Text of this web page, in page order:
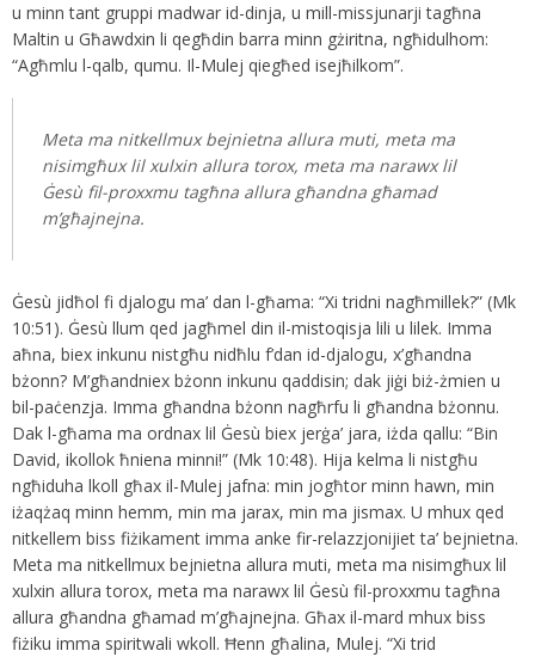
u minn tant gruppi madwar id-dinja, u mill-missjunarji tagħna
Maltin u Għawdxin li qegħdin barra minn gżiritna, ngħidulhom:
“Agħmlu l-qalb, qumu. Il-Mulej qiegħed isejħilkom”.
Meta ma nitkellmux bejnietna allura muti, meta ma
nisimgħux lil xulxin allura torox, meta ma narawx lil
Ġesù fil-proxxmu tagħna allura għandna għamad
m’għajnejna.
Ġesù jidħol fi djalogu ma’ dan l-għama: “Xi tridni nagħmillek?” (Mk
10:51). Ġesù llum qed jagħmel din il-mistoqisja lili u lilek. Imma
aħna, biex inkunu nistgħu nidħlu f’dan id-djalogu, x’għandna
bżonn? M’għandniex bżonn inkunu qaddisin; dak jiġi biż-żmien u
bil-paċenzja. Imma għandna bżonn nagħrfu li għandna bżonnu.
Dak l-għama ma ordnax lil Ġesù biex jerġa’ jara, iżda qallu: “Bin
David, ikollok ħniena minni!” (Mk 10:48). Hija kelma li nistgħu
ngħiduha lkoll għax il-Mulej jafna: min jogħtor minn hawn, min
iżaqżaq minn hemm, min ma jarax, min ma jismax. U mhux qed
nitkellem biss fiżikament imma anke fir-relazzjonijiet ta’ bejnietna.
Meta ma nitkellmux bejnietna allura muti, meta ma nisimgħux lil
xulxin allura torox, meta ma narawx lil Ġesù fil-proxxmu tagħna
allura għandna għamad m’għajnejna. Għax il-mard mhux biss
fiżiku imma spiritwali wkoll. Ħenn għalina, Mulej. “Xi trid